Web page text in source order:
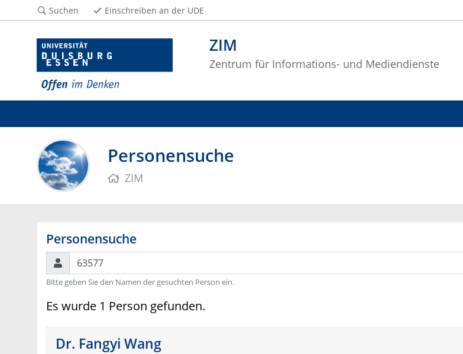
ZIM
Zentrum für Informations- und Mediendienste
Suchen Einschreiben an der UDE
Personensuche
ZIM
Personensuche
Suchen
Bitte geben Sie den Namen der gesuchten Person ein.
Es wurde 1 Person gefunden.
Dr. Fangyi Wang